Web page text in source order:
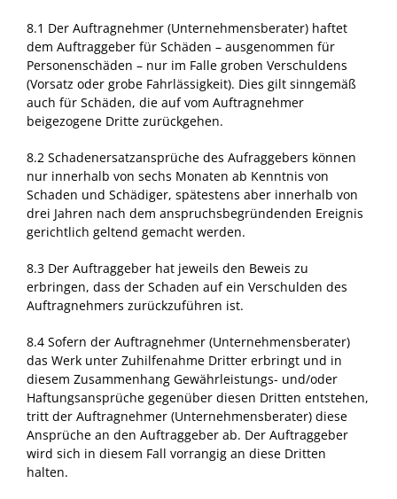
8.1 Der Auftragnehmer (Unternehmensberater) haftet
dem Auftraggeber für Schäden – ausgenommen für
Personenschäden – nur im Falle groben Verschuldens
(Vorsatz oder grobe Fahrlässigkeit). Dies gilt sinngemäß
auch für Schäden, die auf vom Auftragnehmer
beigezogene Dritte zurückgehen.
8.2 Schadenersatzansprüche des Aufraggebers können
nur innerhalb von sechs Monaten ab Kenntnis von
Schaden und Schädiger, spätestens aber innerhalb von
drei Jahren nach dem anspruchsbegründenden Ereignis
gerichtlich geltend gemacht werden.
8.3 Der Auftraggeber hat jeweils den Beweis zu
erbringen, dass der Schaden auf ein Verschulden des
Auftragnehmers zurückzuführen ist.
8.4 Sofern der Auftragnehmer (Unternehmensberater)
das Werk unter Zuhilfenahme Dritter erbringt und in
diesem Zusammenhang Gewährleistungs- und/oder
Haftungsansprüche gegenüber diesen Dritten entstehen,
tritt der Auftragnehmer (Unternehmensberater) diese
Ansprüche an den Auftraggeber ab. Der Auftraggeber
wird sich in diesem Fall vorrangig an diese Dritten
halten.